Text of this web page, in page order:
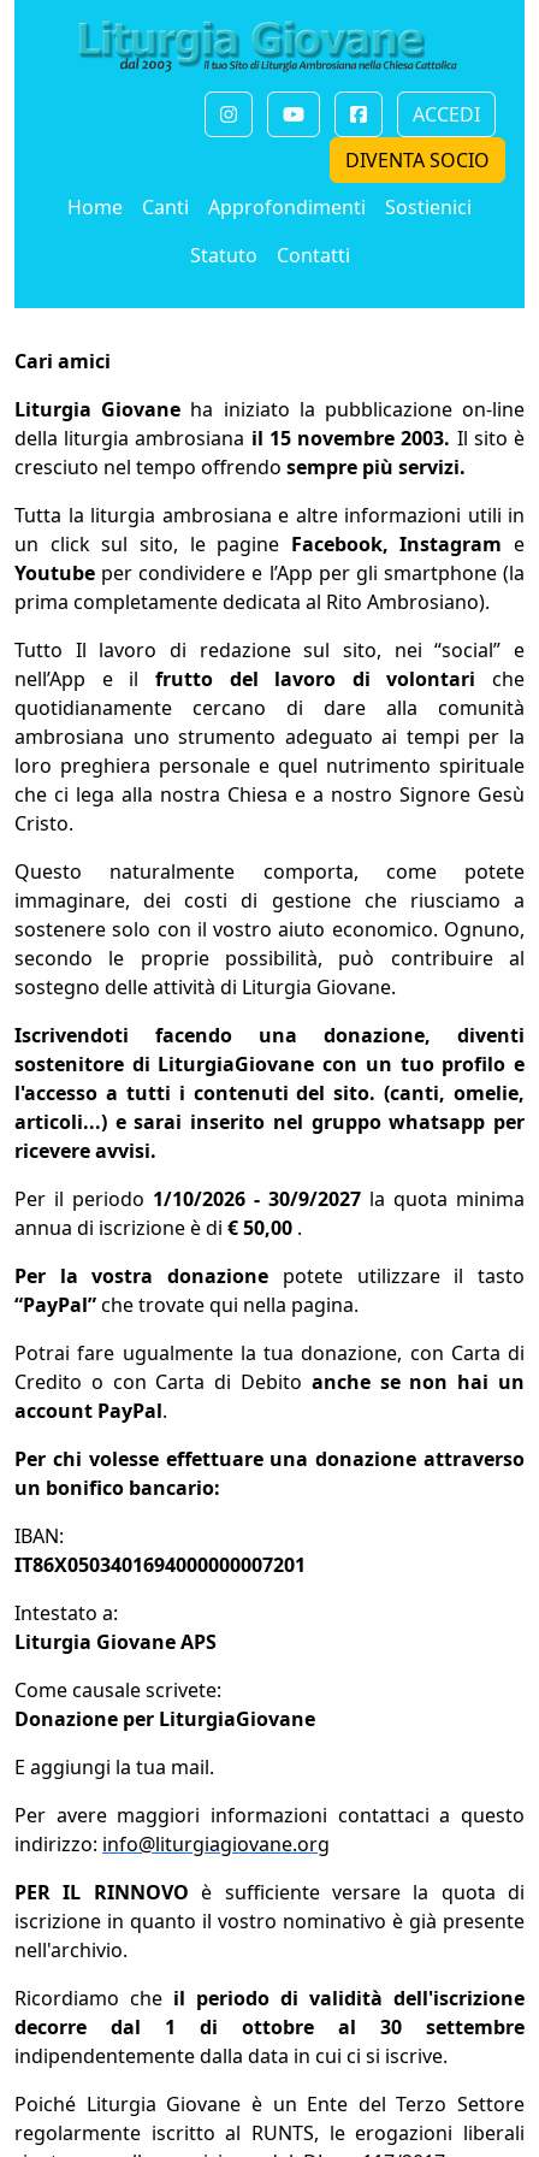
ACCEDI
DIVENTA SOCIO
Home
Canti Approfondimenti
Sostienici
Statuto
Contatti
Cari amici
Liturgia Giovane ha iniziato la pubblicazione on-line
della liturgia ambrosiana il 15 novembre 2003. Il sito è
cresciuto nel tempo offrendo sempre più servizi.
Tutta la liturgia ambrosiana e altre informazioni utili in
un click sul sito, le pagine Facebook, Instagram e
Youtube per condividere e l’App per gli smartphone (la
prima completamente dedicata al Rito Ambrosiano).
Tutto Il lavoro di redazione sul sito, nei “social” e
nell’App e il frutto del lavoro di volontari che
quotidianamente cercano di dare alla comunità
ambrosiana uno strumento adeguato ai tempi per la
loro preghiera personale e quel nutrimento spirituale
che ci lega alla nostra Chiesa e a nostro Signore Gesù
Cristo.
Questo naturalmente comporta, come potete
immaginare, dei costi di gestione che riusciamo a
sostenere solo con il vostro aiuto economico. Ognuno,
secondo le proprie possibilità, può contribuire al
sostegno delle attività di Liturgia Giovane.
Iscrivendoti facendo una donazione, diventi
sostenitore di LiturgiaGiovane con un tuo profilo e
l'accesso a tutti i contenuti del sito. (canti, omelie,
articoli...) e sarai inserito nel gruppo whatsapp per
ricevere avvisi.
Per il periodo 1/10/2026 - 30/9/2027 la quota minima
annua di iscrizione è di € 50,00 .
Per la vostra donazione potete utilizzare il tasto
“PayPal”che trovate qui nella pagina.
Potrai fare ugualmente la tua donazione, con Carta di
Credito o con Carta di Debito anche se non hai un
account PayPal.
Per chi volesse effettuare una donazione attraverso
un bonifico bancario:
IBAN:
IT86X0503401694000000007201
Intestato a:
Liturgia Giovane APS
Come causale scrivete:
Donazione per LiturgiaGiovane
E aggiungi la tua mail.
Per avere maggiori informazioni contattaci a questo
indirizzo: info@liturgiagiovane.org
PER IL RINNOVO è sufficiente versare la quota di
iscrizione in quanto il vostro nominativo è già presente
nell'archivio.
Ricordiamo che il periodo di validità dell'iscrizione
decorre dal 1 di ottobre al 30 settembre
indipendentemente dalla data in cui ci si iscrive.
Poiché Liturgia Giovane è un Ente del Terzo Settore
regolarmente iscritto al RUNTS, le erogazioni liberali